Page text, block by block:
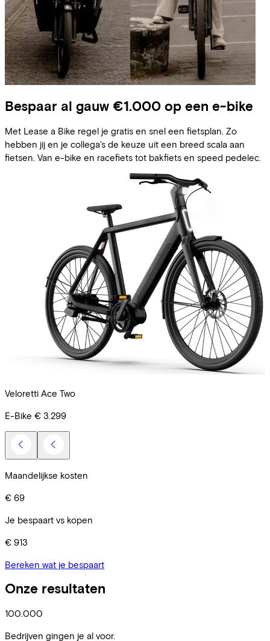
Bespaar al gauw €1.000 op een e-bike
Met Lease a Bike regel je gratis en snel een fietsplan. Zo
hebben jij en je collega's de keuze uit een breed scala aan
fietsen. Van e-bike en racefiets tot bakfiets en speed pedelec.
Veloretti Ace Two
E-Bike € 3.299
Maandelijkse kosten
€ 69
Je bespaart vs kopen
€ 913
Bereken wat je bespaart
Onze resultaten
100.000
Bedrijven gingen je al voor.